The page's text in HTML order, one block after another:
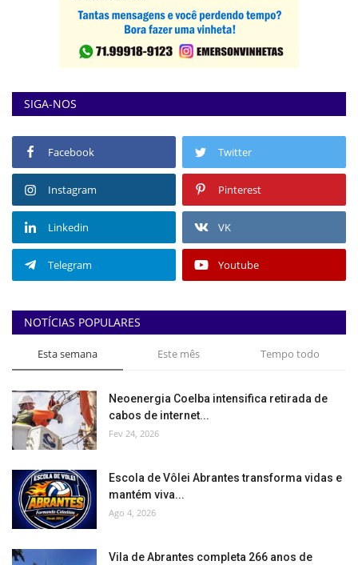
SIGA-NOS
Facebook Twitter
Instagram Pinterest
Linkedin VK
Telegram Youtube
NOTÍCIAS POPULARES
Esta semana Este mês Tempo todo
Neoenergia Coelba intensifica retirada de
cabos de internet...
Fev 24, 2026
Escola de Vôlei Abrantes transforma vidas e
mantém viva...
Ago 4, 2026
Vila de Abrantes completa 266 anos de